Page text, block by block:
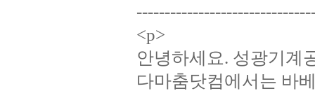
<p>
안녕하세요. 성광기계
다마춤닷컴에서는 바